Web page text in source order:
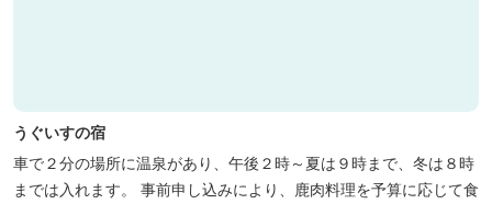
うぐいすの宿
車で２分の場所に温泉があり、午後２時～夏は９時まで、冬は８時
までは入れます。 事前申し込みにより、鹿肉料理を予算に応じて食